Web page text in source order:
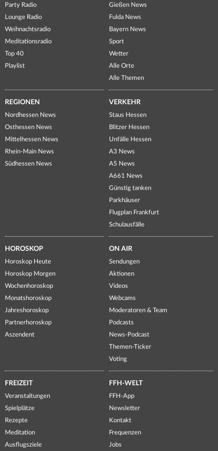
Party Radio
Lounge Radio
Weihnachtsradio
Meditationsradio
Top 40
Playlist
Gießen News
Fulda News
Bayern News
Sport
Wetter
Alle Orte
Alle Themen
REGIONEN
Nordhessen News
Osthessen News
Mittelhessen News
Rhein-Main News
Südhessen News
VERKEHR
Staus Hessen
Blitzer Hessen
Unfälle Hessen
A3 News
A5 News
A661 News
Günstig tanken
Parkhäuser
Flugplan Frankfurt
Schulausfälle
HOROSKOP
Horoskop Heute
Horoskop Morgen
Wochenhoroskop
Monatshoroskop
Jahreshoroskop
Partnerhoroskop
Aszendent
ON AIR
Sendungen
Aktionen
Videos
Webcams
Moderatoren & Team
Podcasts
News-Podcast
Themen-Ticker
Voting
FREIZEIT
Veranstaltungen
Spielplätze
Rezepte
Meditation
Ausflugsziele
FFH-WELT
FFH-App
Newsletter
Kontakt
Frequenzen
Jobs